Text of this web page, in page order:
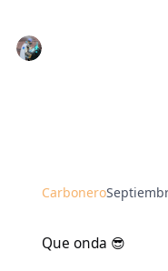
Carbonero
Que onda 😎